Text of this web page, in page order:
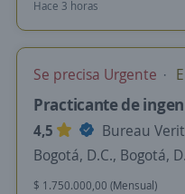
Hace 3 horas
Se precisa Urgente
Practicante de
4,5
Bureau
Bogotá, D.C., Bogotá,
$ 1.750.000,00 (Mensual)